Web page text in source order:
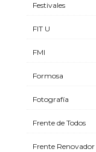
Festivales
FIT U
FMI
Formosa
Fotografía
Frente de Todos
Frente Renovador